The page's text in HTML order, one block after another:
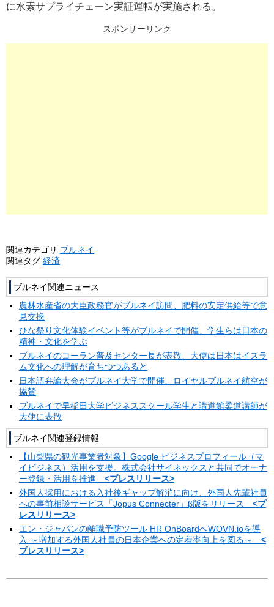
に水素サプライチェーン実証運転が実施される。
スポンサーリンク
関連カテゴリ ブルネイ
関連タグ 経済
ブルネイ関連ニュース
農林水産省の大臣政務官がブルネイ訪問、肥料の安定供給等で意
見交換
ひな祭り文化体験イベント等がブルネイで開催、学生らは日本の
精神・文化を学ぶ
ブルネイのコーラン普及センター長が表敬、大使は日本はイスラ
ム文化への理解が育ちつつあると
日本語弁論大会がブルネイ大学で開催、ロイヤルブルネイ航空が
協賛
ブルネイで早稲田大学ビジネススクール学生と講道館柔道講師が
大使に表敬
ブルネイ関連登録情報
【山梨県の観光事業者対象】Google ビジネスプロフィール（マ
イビジネス）活用を支援。株式会社サイネックスと共同でオーナ
ー登録・活用を推進 <プレスリリース>
外国人採用における入社後ギャップ解消に向け、外国人先輩社員
への事前相談サービス「Jopus Connecter」β版をリリース <プ
レスリリース>
エン・ジャパンの離職予防ツール HR OnBoardへWOVN.ioを導
入 ～増加する外国人社員の日本企業への定着率向上を図る～ <
プレスリリース>